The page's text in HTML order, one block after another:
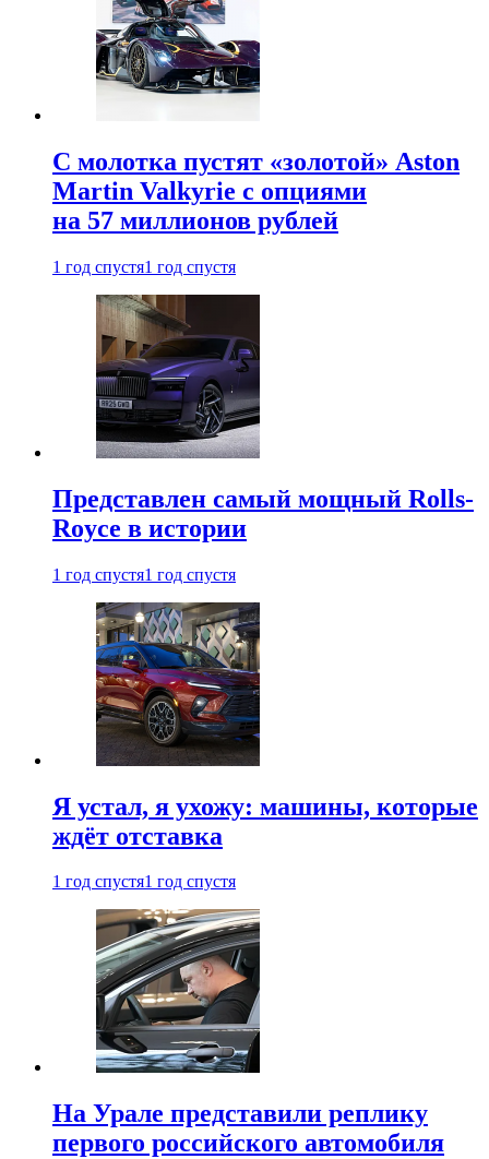
С молотка пустят «золотой» Aston
Martin Valkyrie с опциями
на 57 миллионов рублей
1 год спустя1 год спустя
Представлен самый мощный Rolls-
Royce в истории
1 год спустя1 год спустя
Я устал, я ухожу: машины, которые
ждёт отставка
1 год спустя1 год спустя
На Урале представили реплику
первого российского автомобиля